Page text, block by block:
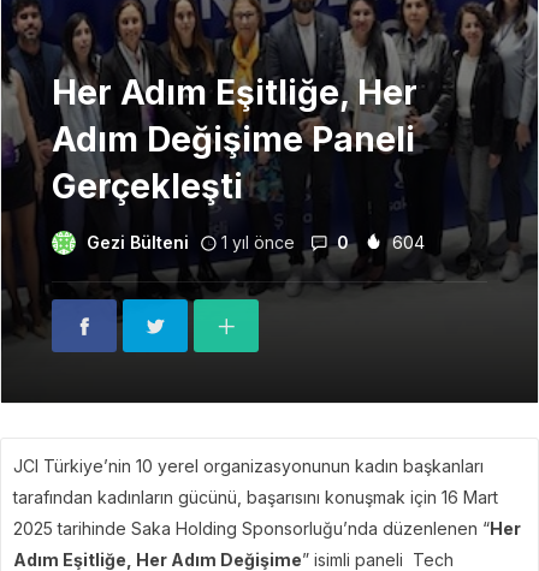
Her Adım Eşitliğe, Her
Adım Değişime Paneli
Gerçekleşti
Gezi Bülteni 1 yıl önce 0 604
JCI Türkiye’nin 10 yerel organizasyonunun kadın başkanları
tarafından kadınların gücünü, başarısını konuşmak için 16 Mart
2025 tarihinde Saka Holding Sponsorluğu’nda düzenlenen “Her
Adım Eşitliğe, Her Adım Değişime” isimli paneli Tech